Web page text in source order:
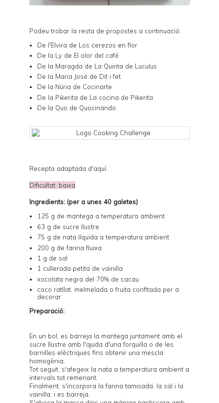
Podeu trobar la resta de propostes a continuació:
De l'Elvira de Los cerezos en flor
De la Ly de El olor del café
De la Maragda de La Quinta de Luculus
De la Maria José de Dit i fet
De la Núria de Cocinarte
De la Pikerita de La cocina de Pikerita
De la Quo de Quocinando
Recepta adaptada d'aquí.
Dificultat: baixa
Ingredients: (per a unes 40 galetes)
125 g de mantega a temperatura ambient
63 g de sucre llustre
75 g de nata líquida a temperatura ambient
200 g de farina fluixa
1 g de sal
1 cullerada petita de vainilla
xocolata negra del 70% de cacau
coco ratllat, melmelada o fruita confitada per a
decorar
Preparació:
En un bol, es barreja la mantega juntament amb el
sucre llustre amb l'ajuda d'una forquilla o de les
barnilles elèctriques fins obtenir una mescla
homogènia.
Tot seguit, s'afegeix la nata a temperatura ambient a
intervals tot remenant.
Finalment, s'incorpora la farina tamisada, la sal i la
vainilla, i es barreja.